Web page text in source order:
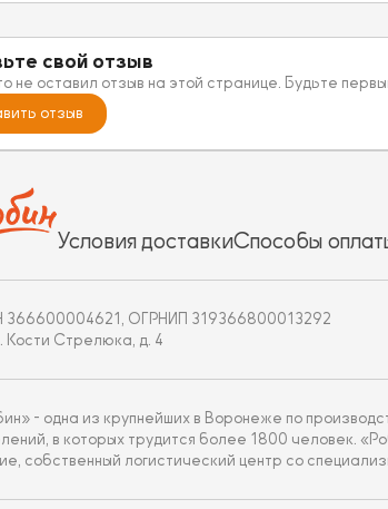
свой отзыв
не оставил отзыв на этой странице. Будьте
отзыв
Условия доставкиСпособы
366600004621, ОГРНИП 319366800013292
Кости Стрелюка, д. 4
- одна из крупнейших в Воронеже по
в которых трудится более 1800 человек.
собственный логистический центр со